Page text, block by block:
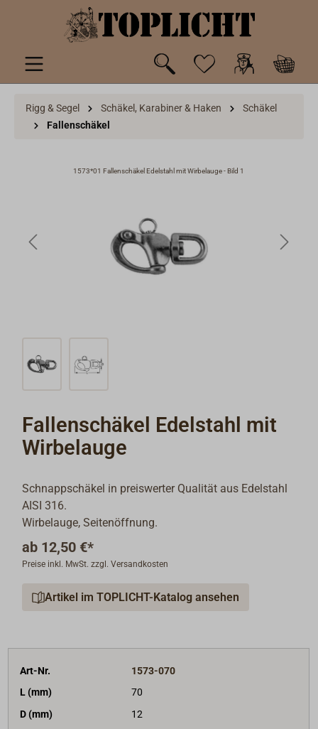
springen
Rigg & Segel Schäkel, Karabiner & Haken
Schäkel
Fallenschäkel
1573*01 Fallenschäkel Edelstahl mit Wirbelauge - Bild 1
Fallenschäkel Edelstahl mit
Wirbelauge
Schnappschäkel in preiswerter Qualität aus Edelstahl
AISI 316.
Wirbelauge, Seitenöffnung.
ab 12,50 €*
Preise inkl. MwSt. zzgl. Versandkosten
Artikel im TOPLICHT-Katalog ansehen
Art-Nr.
1573-070
L (mm)
70
D (mm)
12